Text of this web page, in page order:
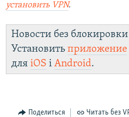
установить VPN.
Новости без
Установить приложение
для iOS і Android.
Поделиться Читать без